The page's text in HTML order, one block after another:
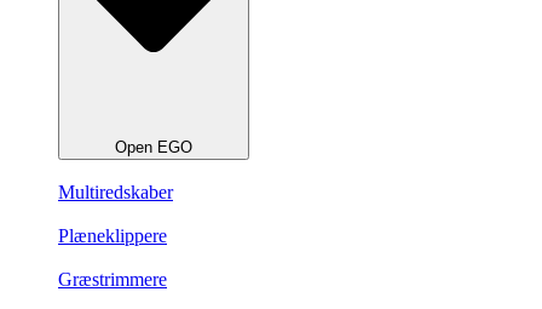
Open EGO
Multiredskaber
Plæneklippere
Græstrimmere